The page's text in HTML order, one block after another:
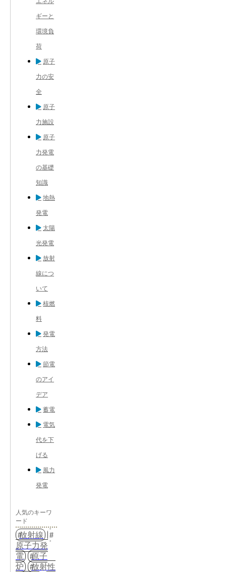
ギーと
環境負
荷
原子
力の安
全
原子
力施設
原子
力発電
の基礎
知識
地熱
発電
太陽
光発電
放射
線につ
いて
核燃
料
発電
方法
節電
のアイ
デア
蓄電
電気
代を下
げる
風力
発電
人気のキーワ
ード
放射線
原子力発
電
原子
炉
放射性